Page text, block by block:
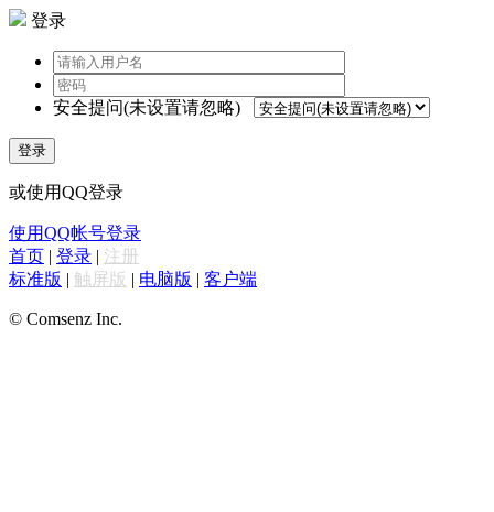
登录
安全提问(未设置请忽略)
登录
或使用QQ登录
使用QQ帐号登录
首页 | 登录 | 注册
标准版 | 触屏版 | 电脑版 | 客户端
© Comsenz Inc.